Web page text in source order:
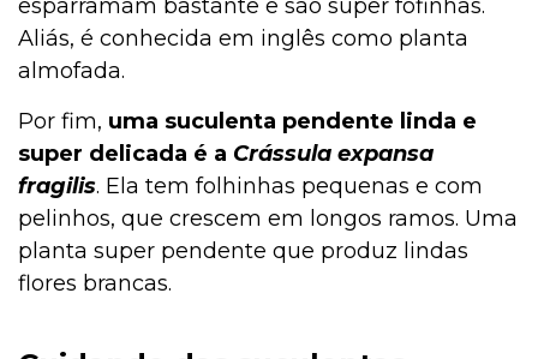
esparramam bastante e são super fofinhas.
Aliás, é conhecida em inglês como planta
almofada.
Por fim, uma suculenta pendente linda e
super delicada é a Crássula expansa
fragilis. Ela tem folhinhas pequenas e com
pelinhos, que crescem em longos ramos. Uma
planta super pendente que produz lindas
flores brancas.